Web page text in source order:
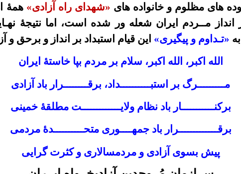
های مظلوم و خانواده های «شهدای راه آزادی» همۀ
انداز مــردم ایران شعله ور شده است، اما نتیجۀ
«تـداوم و پیگیری» این قیام استبداد بر انداز و برحق و
الله اکبر، الله اکبر، سلام بر مردم بپا خاستۀ ایران
مـــــــــرگ بر استبــــــــــداد، برقــــــــرار باد آزادی
برکنـــــــــــار باد نظام ولایـــــــــــــت مطلقۀ خمینی
برقـــــــــــــرار باد جمهــــوری متحــــــــــدۀ مردمی
پیش بسوی آزادی و مردمسالاری و کثرت گرایی